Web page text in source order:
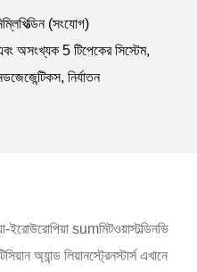
(সংযোগ)
অসংখ্যক 5 টিপেকের সিস্টেম,
নির্যাতন
sumমিটওয়াস্টল্ডিনভি
অ্যান্ড লিয়ানস্ট্রেনস্টার্স এখানে